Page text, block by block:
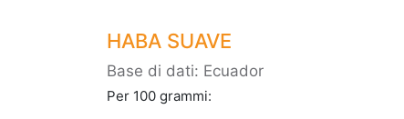
HABA SUAVE
Base di dati: Ecuador
Per 100 grammi: